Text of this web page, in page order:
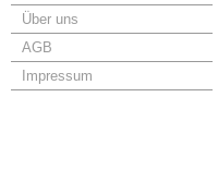
Über uns
AGB
Impressum